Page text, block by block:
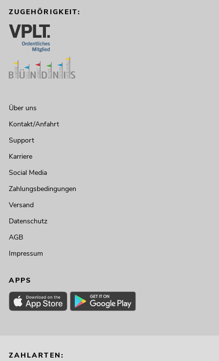
ZUGEHÖRIGKEIT:
Über uns
Kontakt/Anfahrt
Support
Karriere
Social Media
Zahlungsbedingungen
Versand
Datenschutz
AGB
Impressum
APPS
ZAHLARTEN: